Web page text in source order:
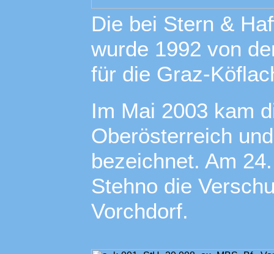
Die bei Stern &
wurde 1992 von
für die Graz-
Im Mai 2003 kam
Oberösterreich
bezeichnet. Am
Stehno die
Vorchdorf.